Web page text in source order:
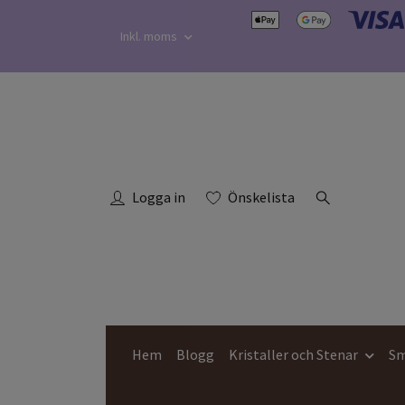
Inkl. moms
Logga in Önskelista
Hem Blogg Kristaller och Stenar